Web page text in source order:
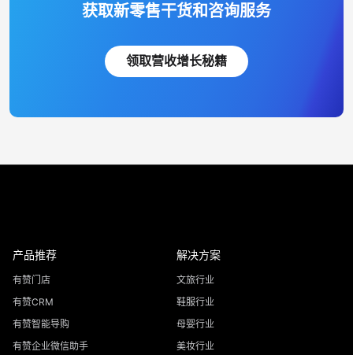
获取新零售干货和咨询服务
领取营收增长秘籍
产品推荐
有赞门店
有赞CRM
有赞智能导购
有赞企业微信助手
解决方案
文旅行业
鞋服行业
母婴行业
美妆行业